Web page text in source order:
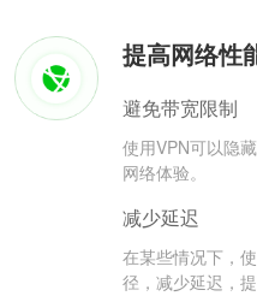
提高网络性
避免带宽限制
使用VPN可以隐
网络体验。
减少延迟
在某些情况下，
径，减少延迟，提